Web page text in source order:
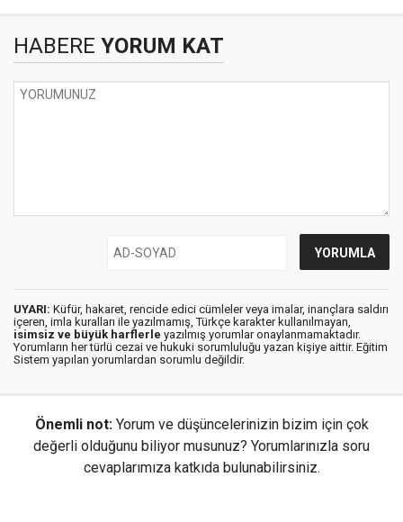
HABERE YORUM KAT
UYARI: Küfür, hakaret, rencide edici cümleler veya imalar, inançlara saldırı
içeren, imla kuralları ile yazılmamış, Türkçe karakter kullanılmayan,
isimsiz ve büyük harflerle yazılmış yorumlar onaylanmamaktadır.
Yorumların her türlü cezai ve hukuki sorumluluğu yazan kişiye aittir. Eğitim
Sistem yapılan yorumlardan sorumlu değildir.
Önemli not: Yorum ve düşüncelerinizin bizim için çok
değerli olduğunu biliyor musunuz? Yorumlarınızla soru
cevaplarımıza katkıda bulunabilirsiniz.